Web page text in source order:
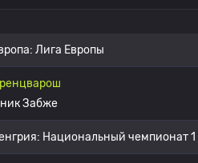
Лига Европы
Забже
Национальный чемпионат 1